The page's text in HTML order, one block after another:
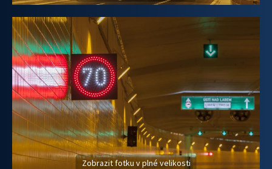
Zobrazit fotku v plné velikosti